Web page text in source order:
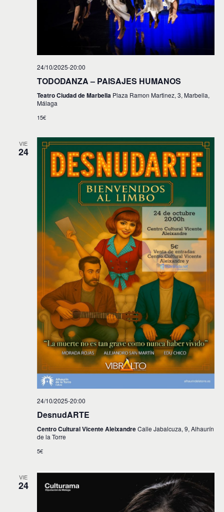
24/10/2025-20:00
TODODANZA – PAISAJES HUMANOS
Teatro Ciudad de Marbella Plaza Ramon Martinez, 3, Marbella,
Málaga
15€
VIE
24
24/10/2025-20:00
DesnudARTE
Centro Cultural Vicente AleixandreCalle Jabalcuza, 9, Alhaurín
de la Torre
5€
VIE
24